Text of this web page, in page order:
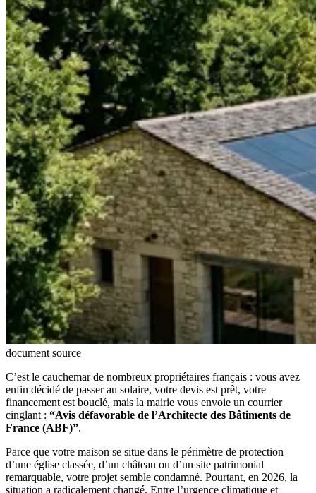
document source
C’est le cauchemar de nombreux propriétaires français : vous avez
enfin décidé de passer au solaire, votre devis est prêt, votre
financement est bouclé, mais la mairie vous envoie un courrier
cinglant : “Avis défavorable de l’Architecte des Bâtiments de
France (ABF)”.
Parce que votre maison se situe dans le périmètre de protection
d’une église classée, d’un château ou d’un site patrimonial
remarquable, votre projet semble condamné. Pourtant, en 2026, la
situation a radicalement changé. Entre l’urgence climatique et